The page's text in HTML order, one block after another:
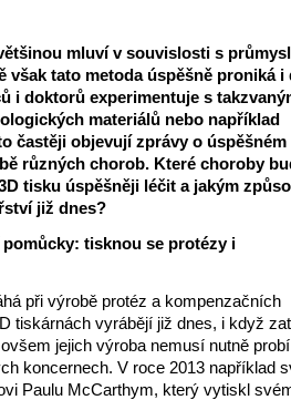
mluví v souvislosti s
však tato metoda úspěšně proniká i
i doktorů experimentuje s
materiálů nebo například
častěji objevují zprávy o úspěšném
různých chorob. Které choroby
tisku úspěšněji léčit a jakým
již dnes?
tisknou se protézy i
při výrobě protéz a kompenzačních
tiskárnách vyrábějí již dnes, i když
jejich výroba nemusí nutně
koncernech. V roce 2013 například
Paulu McCarthym, který vytiskl